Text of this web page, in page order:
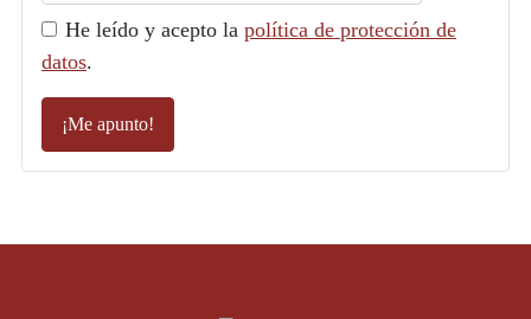
He leído y acepto la política de protección de
datos.